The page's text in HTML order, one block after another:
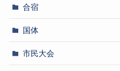
合宿
国体
市民大会